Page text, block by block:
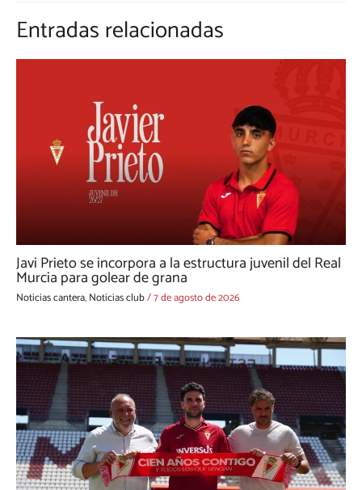
Entradas relacionadas
Javi Prieto se incorpora a la estructura juvenil del Real
Murcia para golear de grana
Noticias cantera,Noticias club/7 de agosto de 2026